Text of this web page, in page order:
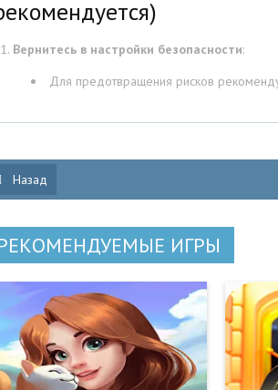
Вернитесь в настройки безопасности:
Для предотвращения рисков
Назад
ИГРЫ